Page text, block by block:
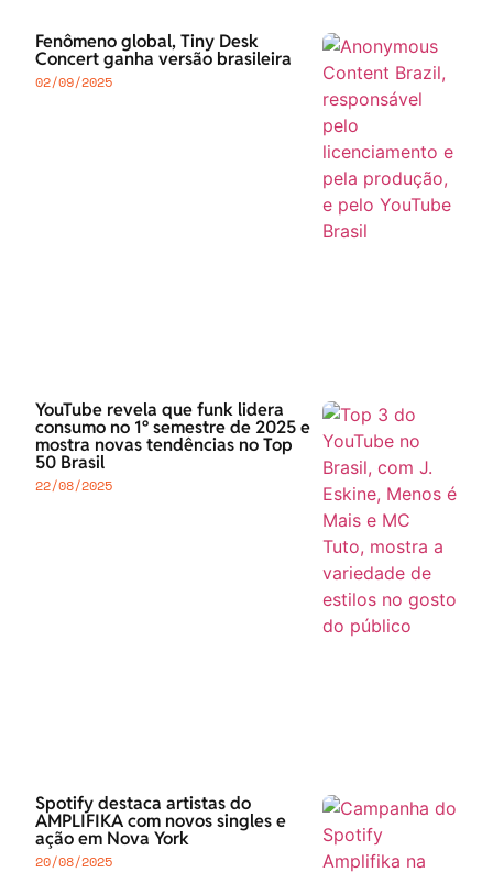
Fenômeno global, Tiny Desk
Concert ganha versão brasileira
02/09/2025
YouTube revela que funk lidera
consumo no 1º semestre de 2025 e
mostra novas tendências no Top
50 Brasil
22/08/2025
Spotify destaca artistas do
AMPLIFIKA com novos singles e
ação em Nova York
20/08/2025